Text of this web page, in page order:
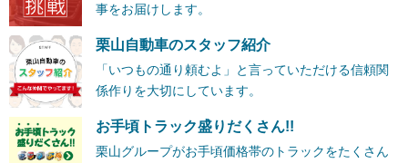
事をお届けします。
栗山自動車のスタッフ紹介
「いつもの通り頼むよ」と言っていただける信頼関
係作りを大切にしています。
お手頃トラック盛りだくさん!!
栗山グループがお手頃価格帯のトラックをたくさん